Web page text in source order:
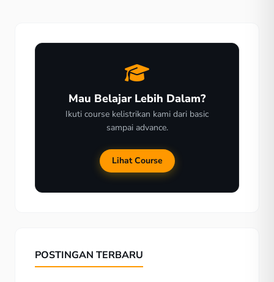
Mau Belajar Lebih Dalam?
Ikuti course kelistrikan kami dari basic
sampai advance.
Lihat Course
POSTINGAN TERBARU